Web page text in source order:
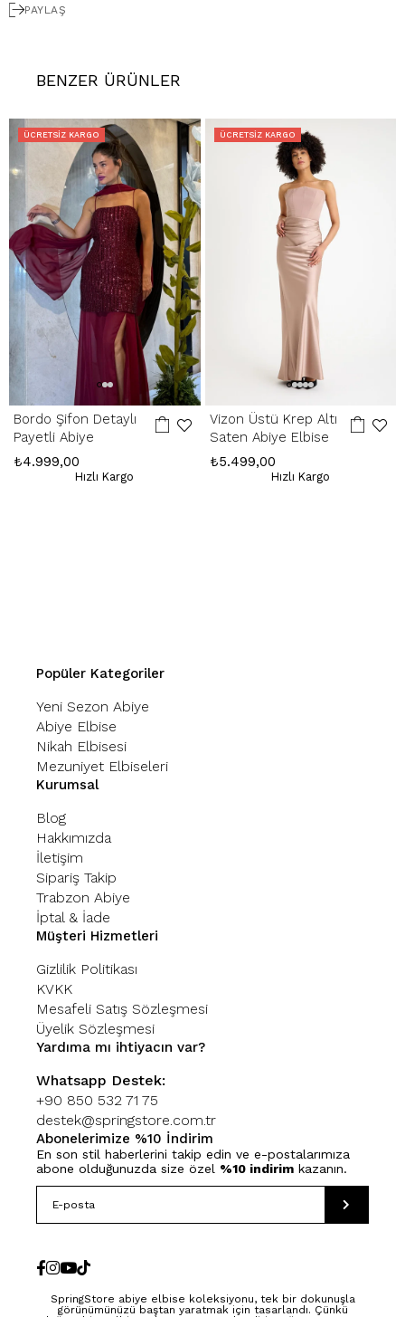
Geri Ödeme:
İadeniz onaylandıktan sonra kredi kartı ödemeleri 7 iş
edilmemektedir.
Hatalı Ürün:Ürünün kusurlu olması durumunda, stoklarımızda varsa
yenisiyle değişim yapılır, yoksa kesintisiz ücret iadesi gerçekleştirilir.
İade Adresimiz: Kemerkaya Mah. Halkevi Cad. No 11 SpringStore - Ortahisar
/ Trabzon
Whatsapp Çağrı Merkezi:
085053217175
PAYLAŞ
BENZER ÜRÜNLER
Bordo Şifon Detaylı
Payetli Abiye
₺4.999,00
Hızlı Kargo
ÜCRETSIZ KARGO
Vizon Üstü Krep Altı
Saten Abiye Elbise
₺5.499,00
Hızlı Kargo
ÜCRETSIZ KARGO
Popüler Kategoriler
Yeni Sezon Abiye
Abiye Elbise
Nikah Elbisesi
Mezuniyet Elbiseleri
Kurumsal
Blog
Hakkımızda
İletişim
Sipariş Takip
Trabzon Abiye
İptal & İade
Müşteri Hizmetleri
Gizlilik Politikası
KVKK
Mesafeli Satış Sözleşmesi
Üyelik Sözleşmesi
Yardıma mı ihtiyacın var?
Whatsapp Destek:
+90 850 532 71 75
destek@springstore.com.tr
Abonelerimize %10 İndirim
En son stil haberlerini takip edin ve e-postalarımıza
abone olduğunuzda size özel %10 indirim kazanın.
SpringStore abiye elbise koleksiyonu, tek bir dokunuşla
görünümünüzü baştan yaratmak için tasarlandı. Çünkü